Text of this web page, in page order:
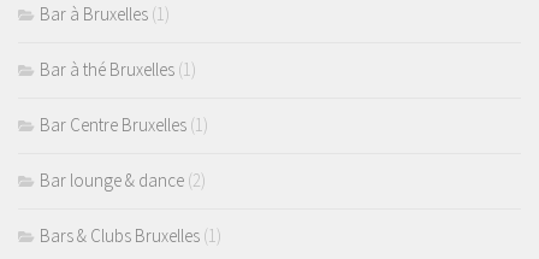
Bar à Bruxelles (1)
Bar à thé Bruxelles (1)
Bar Centre Bruxelles (1)
Bar lounge & dance (2)
Bars & Clubs Bruxelles (1)